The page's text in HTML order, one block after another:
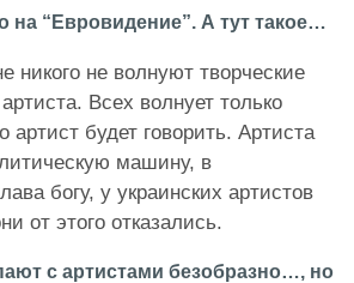
на “Евровидение”. А тут такое…
никого не волнуют творческие
Всех волнует только
артист будет говорить. Артиста
машину, в
богу, у украинских артистов
от этого отказались.
с артистами безобразно…, но